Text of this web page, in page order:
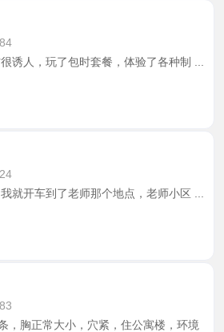
诱人，玩了包时套餐，体验了各种制 ...
就开车到了老师那个地点，老师小区 ...
，胸正常大小，穴紧，住公寓楼，环境